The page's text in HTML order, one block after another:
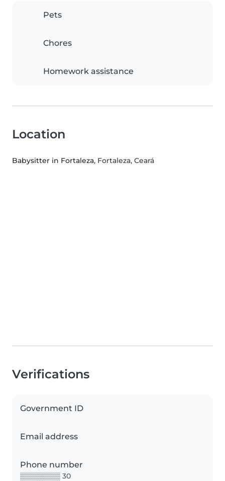
Pets
Chores
Homework assistance
Location
Babysitter in Fortaleza, Fortaleza, Ceará
Verifications
Government ID
Email address
Phone number
▒▒▒▒▒▒▒▒ 30